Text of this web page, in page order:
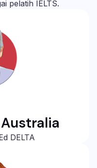
pelatih IELTS.
DELTA